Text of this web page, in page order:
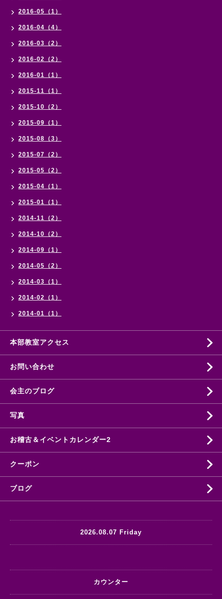
2016-05（1）
2016-04（4）
2016-03（2）
2016-02（2）
2016-01（1）
2015-11（1）
2015-10（2）
2015-09（1）
2015-08（3）
2015-07（2）
2015-05（2）
2015-04（1）
2015-01（1）
2014-11（2）
2014-10（2）
2014-09（1）
2014-05（2）
2014-03（1）
2014-02（1）
2014-01（1）
本部教室アクセス
お問い合わせ
会主のブログ
写真
お稽古＆イベントカレンダー2
クーポン
ブログ
2026.08.07 Friday
カウンター